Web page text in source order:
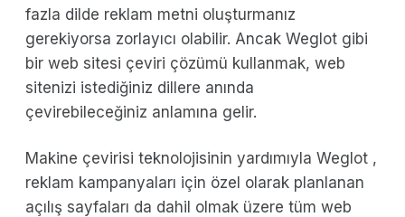
fazla dilde reklam metni oluşturmanız
gerekiyorsa zorlayıcı olabilir. Ancak Weglot gibi
bir web sitesi çeviri çözümü kullanmak, web
sitenizi istediğiniz dillere anında
çevirebileceğiniz anlamına gelir.
Makine çevirisi teknolojisinin yardımıyla Weglot ,
reklam kampanyaları için özel olarak planlanan
açılış sayfaları da dahil olmak üzere tüm web